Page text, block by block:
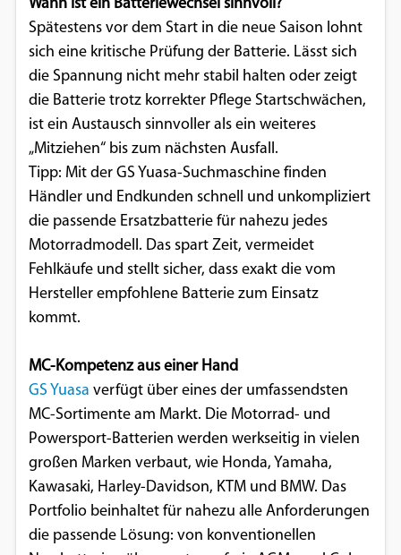
Wann ist ein Batteriewechsel sinnvoll?
Spätestens vor dem Start in die neue Saison lohnt
sich eine kritische Prüfung der Batterie. Lässt sich
die Spannung nicht mehr stabil halten oder zeigt
die Batterie trotz korrekter Pflege Startschwächen,
ist ein Austausch sinnvoller als ein weiteres
„Mitziehen“ bis zum nächsten Ausfall.
Tipp: Mit der GS Yuasa-Suchmaschine finden
Händler und Endkunden schnell und unkompliziert
die passende Ersatzbatterie für nahezu jedes
Motorradmodell. Das spart Zeit, vermeidet
Fehlkäufe und stellt sicher, dass exakt die vom
Hersteller empfohlene Batterie zum Einsatz
kommt.
MC-Kompetenz aus einer Hand
GS Yuasa verfügt über eines der umfassendsten
MC-Sortimente am Markt. Die Motorrad- und
Powersport-Batterien werden werkseitig in vielen
großen Marken verbaut, wie Honda, Yamaha,
Kawasaki, Harley-Davidson, KTM und BMW. Das
Portfolio beinhaltet für nahezu alle Anforderungen
die passende Lösung: von konventionellen